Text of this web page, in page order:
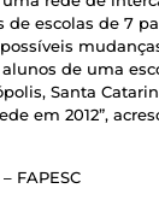
escolas de 7
de uma
Santa
em 2012”,
FAPESC